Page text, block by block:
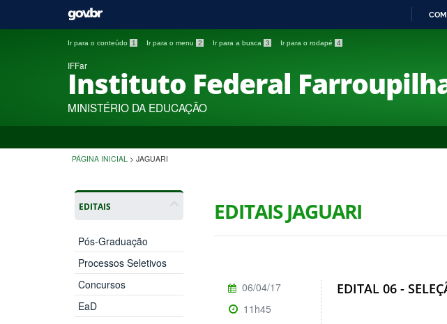
Ir para o conteúdo 1 Ir para o menu 2 Ir para a busca 3 Ir para o rodapé 4
IFFar
Instituto Federal
MINISTÉRIO DA EDUCAÇÃO
PÁGINA INICIAL > JAGUARI
EDITAIS
Pós-Graduação
Processos Seletivos
Concursos
EaD
EDITAIS JAGUARI
EDITAL 06 -
06/04/17
11h45